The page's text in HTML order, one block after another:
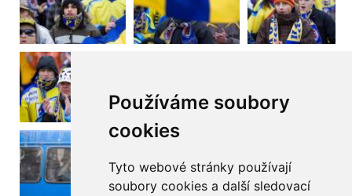
Používáme soubory
cookies
Tyto webové stránky používají
soubory cookies a další sledovací